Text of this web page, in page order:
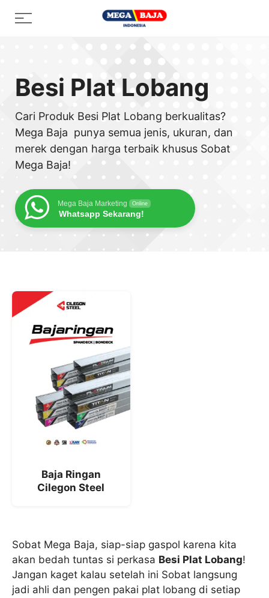
Menu
Besi Plat Lobang
Cari Produk Besi Plat Lobang berkualitas?
Mega Baja punya semua jenis, ukuran, dan
merek dengan harga terbaik khusus Sobat
Mega Baja!
Mega Baja Marketing Online
Whatsapp Sekarang!
Baja Ringan
Cilegon Steel
Sobat Mega Baja, siap-siap gaspol karena kita
akan bedah tuntas si perkasa Besi Plat Lobang!
Jangan kaget kalau setelah ini Sobat langsung
jadi ahli dan pengen pakai plat lobang di setiap